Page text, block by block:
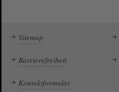
Sitemap
Barrierefreiheit
Kontaktformular